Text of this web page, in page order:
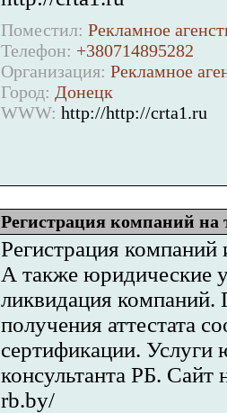
Поместил: Рекламное
Телефон: +380714895282
Организация: Рекламное
Город: Донецк
WWW: http://http://crta1.ru
Регистрация компаний на
Регистрация компаний
А также юридические
ликвидация компаний.
получения аттестата
сертификации. Услуги
консультанта РБ.
rb.by/